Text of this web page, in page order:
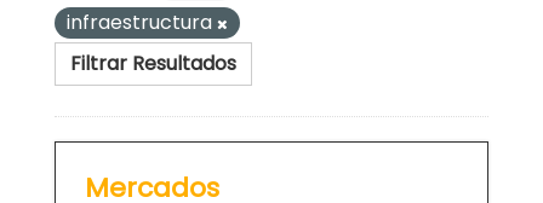
infraestructura
Filtrar Resultados
Mercados